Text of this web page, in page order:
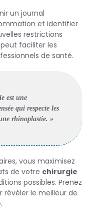
un journal
et identifier
restrictions
faciliter les
de santé.
est une
qui respecte les
rhinoplastie. »
vous maximisez
de votre chirurgie
possibles. Prenez
révéler le meilleur de
.